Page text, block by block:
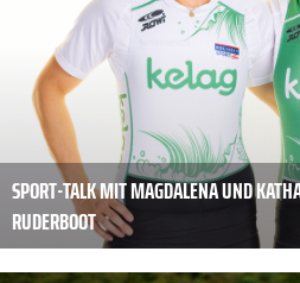
SPORT-TALK MIT MAGDALENA UND
RUDERBOOT